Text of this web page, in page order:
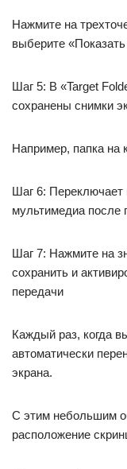
Нажмите на
выберите
Шаг 5: В «Target
сохранены снимки
Например, папка на
Шаг 6: Переключает
мультимедиа после
Шаг 7: Нажмите на
сохранить и
передачи
Каждый раз, когда
автоматически
экрана.
С этим небольшим
расположение